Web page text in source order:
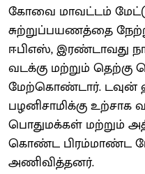
கோவை மாவட்டம்
சுற்றுப்பயணத்தை
ஈபிஎஸ், இரண்டாவது
வடக்கு மற்றும் தெற்கு
மேற்கொண்டார். டவுன்
பழனிசாமிக்கு உற்சாக
பொதுமக்கள் மற்றும்
கொண்ட பிரம்மாண்ட
அணிவித்தனர்.